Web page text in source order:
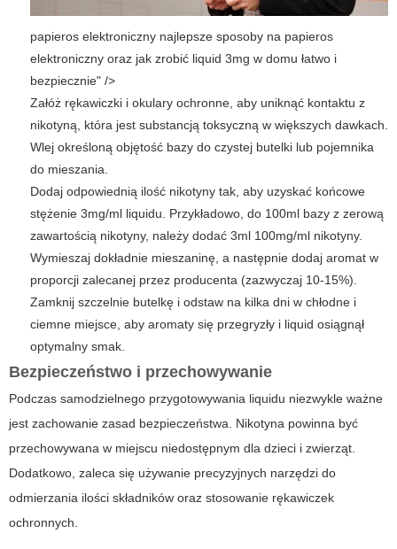
papieros elektroniczny najlepsze sposoby na papieros
elektroniczny oraz jak zrobić liquid 3mg w domu łatwo i
bezpiecznie" />
Załóż rękawiczki i okulary ochronne, aby uniknąć kontaktu z
nikotyną, która jest substancją toksyczną w większych dawkach.
Wlej określoną objętość bazy do czystej butelki lub pojemnika
do mieszania.
Dodaj odpowiednią ilość nikotyny tak, aby uzyskać końcowe
stężenie 3mg/ml liquidu. Przykładowo, do 100ml bazy z zerową
zawartością nikotyny, należy dodać 3ml 100mg/ml nikotyny.
Wymieszaj dokładnie mieszaninę, a następnie dodaj aromat w
proporcji zalecanej przez producenta (zazwyczaj 10-15%).
Zamknij szczelnie butelkę i odstaw na kilka dni w chłodne i
ciemne miejsce, aby aromaty się przegryzły i liquid osiągnął
optymalny smak.
Bezpieczeństwo i przechowywanie
Podczas samodzielnego przygotowywania liquidu niezwykle ważne
jest zachowanie zasad bezpieczeństwa. Nikotyna powinna być
przechowywana w miejscu niedostępnym dla dzieci i zwierząt.
Dodatkowo, zaleca się używanie precyzyjnych narzędzi do
odmierzania ilości składników oraz stosowanie rękawiczek
ochronnych.